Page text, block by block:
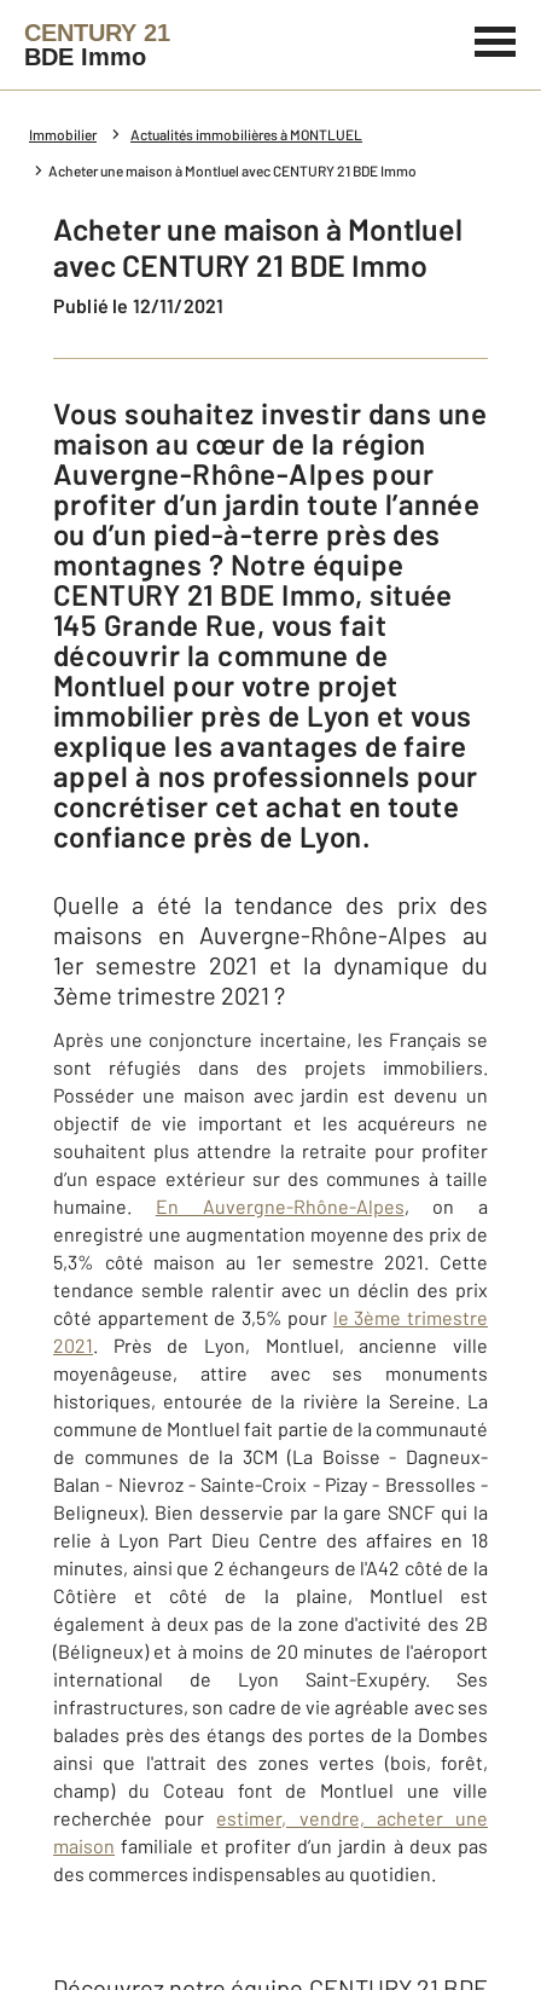
CENTURY 21
BDE Immo
Immobilier Actualités immobilières à MONTLUEL
Acheter une maison à Montluel avec CENTURY 21 BDE Immo
Acheter une maison à Montluel
avec CENTURY 21 BDE Immo
Publié le 12/11/2021
Vous souhaitez investir dans une
maison au cœur de la région
Auvergne-Rhône-Alpes pour
profiter d’un jardin toute l’année
ou d’un pied-à-terre près des
montagnes ? Notre équipe
CENTURY 21 BDE Immo, située
145 Grande Rue, vous fait
découvrir la commune de
Montluel pour votre projet
immobilier près de Lyon et vous
explique les avantages de faire
appel à nos professionnels pour
concrétiser cet achat en toute
confiance près de Lyon.
Quelle a été la tendance des prix des
maisons en Auvergne-Rhône-Alpes au
1er semestre 2021 et la dynamique du
3ème trimestre 2021 ?
Après une conjoncture incertaine, les Français se
sont réfugiés dans des projets immobiliers.
Posséder une maison avec jardin est devenu un
objectif de vie important et les acquéreurs ne
souhaitent plus attendre la retraite pour profiter
d’un espace extérieur sur des communes à taille
humaine. En Auvergne-Rhône-Alpes, on a
enregistré une augmentation moyenne des prix de
5,3% côté maison au 1er semestre 2021. Cette
tendance semble ralentir avec un déclin des prix
côté appartement de 3,5% pour le 3ème trimestre
2021 . Près de Lyon, Montluel, ancienne ville
moyenâgeuse, attire avec ses monuments
historiques, entourée de la rivière la Sereine. La
commune de Montluel fait partie de la communauté
de communes de la 3CM (La Boisse - Dagneux-
Balan - Nievroz - Sainte-Croix - Pizay - Bressolles -
Beligneux). Bien desservie par la gare SNCF qui la
relie à Lyon Part Dieu Centre des affaires en 18
minutes, ainsi que 2 échangeurs de l'A42 côté de la
Côtière et côté de la plaine, Montluel est
également à deux pas de la zone d'activité des 2B
(Béligneux) et à moins de 20 minutes de l'aéroport
international de Lyon Saint-Exupéry. Ses
infrastructures, son cadre de vie agréable avec ses
balades près des étangs des portes de la Dombes
ainsi que l'attrait des zones vertes (bois, forêt,
champ) du Coteau font de Montluel une ville
recherchée pour estimer, vendre, acheter une
maison familiale et profiter d’un jardin à deux pas
des commerces indispensables au quotidien.